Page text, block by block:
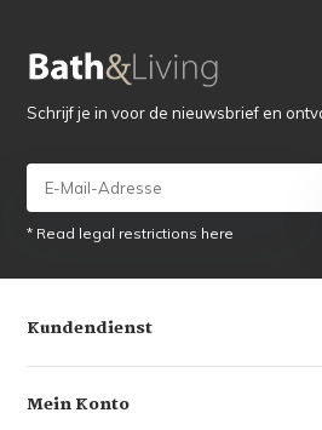
Schrijf je in voor de nieuwsbrief en
* Read legal restrictions here
Kundendienst
Mein Konto